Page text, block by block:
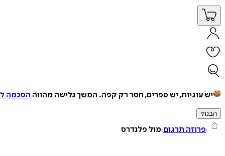
יש עוגיות, יש ספרים, חסר רק קפה. המשך גלישה מהווה הסכמה
הבנתי
פרוזה תרגום מול פלנדרס